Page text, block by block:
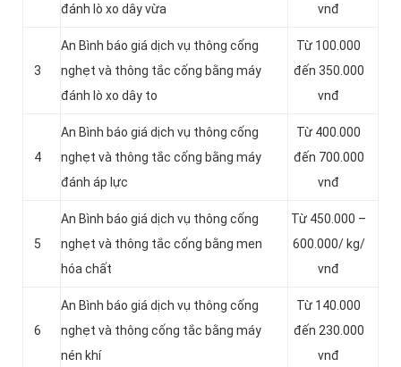
đánh lò xo dây vừa
vnđ
3
An Bình báo giá dịch vụ thông cống
nghẹt và thông tắc cống bằng máy
đánh lò xo dây to
Từ 100.000
đến 350.000
vnđ
4
An Bình báo giá dịch vụ thông cống
nghẹt và thông tắc cống bằng máy
đánh áp lực
Từ 400.000
đến 700.000
vnđ
5
An Bình báo giá dịch vụ thông cống
nghẹt và thông tắc cống bằng men
hóa chất
Từ 450.000 –
600.000/ kg/
vnđ
6
An Bình báo giá dịch vụ thông cống
nghẹt và thông cống tắc bằng máy
nén khí
Từ 140.000
đến 230.000
vnđ